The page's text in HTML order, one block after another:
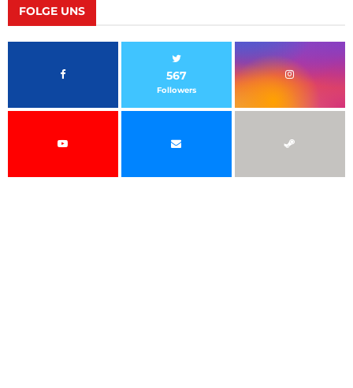
FOLGE UNS
567
Followers